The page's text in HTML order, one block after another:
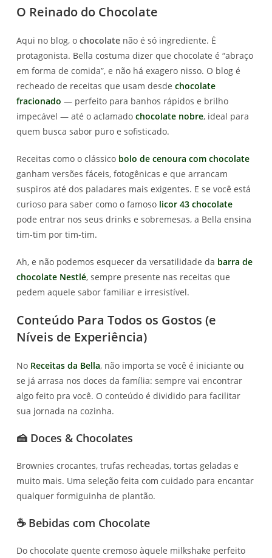
O Reinado do Chocolate
Aqui no blog, ochocolate não é só ingrediente. É
protagonista. Bella costuma dizer que chocolate é “abraço
em forma de comida”, e não há exagero nisso. O blog é
recheado de receitas que usam desdechocolate
fracionado — perfeito para banhos rápidos e brilho
impecável — até o aclamadochocolate nobre, ideal para
quem busca sabor puro e sofisticado.
Receitas como o clássico bolo de cenoura com chocolate
ganham versões fáceis, fotogênicas e que arrancam
suspiros até dos paladares mais exigentes. E se você está
curioso para saber como o famoso licor 43 chocolate
pode entrar nos seus drinks e sobremesas, a Bella ensina
tim-tim por tim-tim.
Ah, e não podemos esquecer da versatilidade da barra de
chocolate Nestlé, sempre presente nas receitas que
pedem aquele sabor familiar e irresistível.
Conteúdo Para Todos os Gostos (e
Níveis de Experiência)
No Receitas da Bella, não importa se você é iniciante ou
se já arrasa nos doces da família: sempre vai encontrar
algo feito pra você. O conteúdo é dividido para facilitar
sua jornada na cozinha.
🍰 Doces & Chocolates
Brownies crocantes, trufas recheadas, tortas geladas e
muito mais. Uma seleção feita com cuidado para encantar
qualquer formiguinha de plantão.
☕ Bebidas com Chocolate
Do chocolate quente cremoso àquele milkshake perfeito